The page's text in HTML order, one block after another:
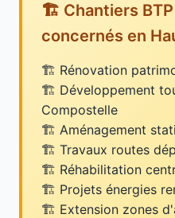
🏗️ Chantiers
concernés en
Rénovation
Développement
Compostelle
Aménagement
Travaux routes
Réhabilitation
Projets énergies
Extension zones